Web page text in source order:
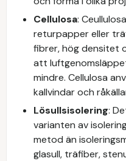
Cellulosa:
returpapper eller
fibrer, hög densitet
att
mindre. Cellulosa
kallvindar och
Lösullsisolering:
varianten av
metod än
glasull, träfiber,